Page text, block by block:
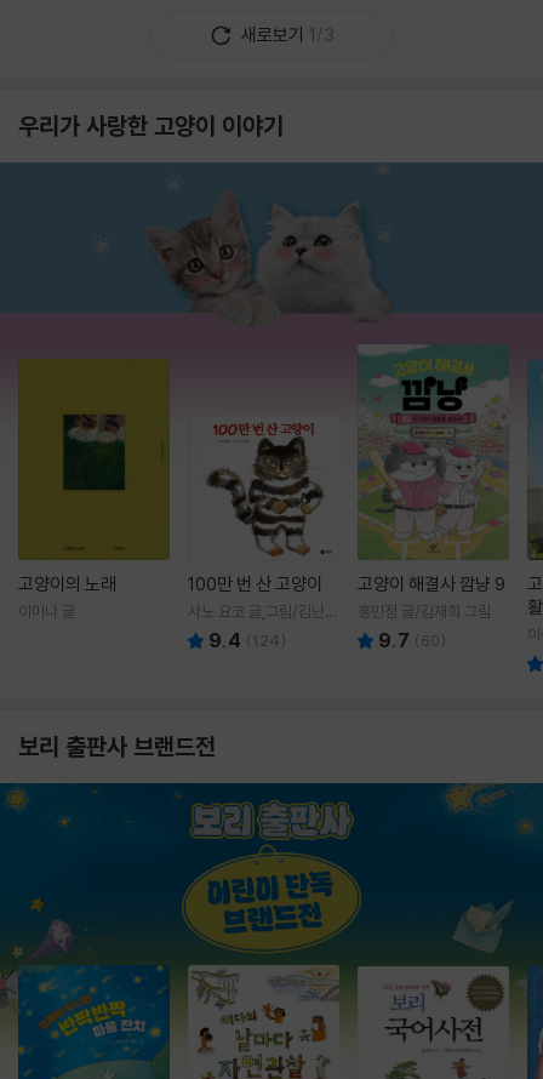
새로보기 1/3
우리가 사랑한 고양이 이야기
고양이의 노래
이미나 글
100만 번 산 고양이
사노 요코 글,그림/김난주
역 9.4 (124)
고양이 해결사 깜냥 9
홍민정 글/김재희 그림
9.7 (60)
보리 출판사 브랜드전